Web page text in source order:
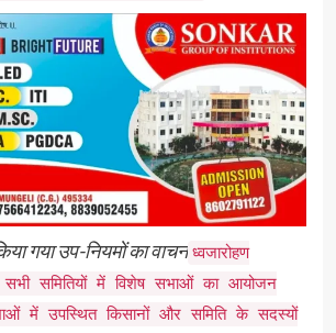
गया उप-नियमों का वाचन ​ध्वजारोहण
सभी समितियों में विशेष सभाओं का आयोजन
में उपस्थित किसानों और समिति के सदस्यों